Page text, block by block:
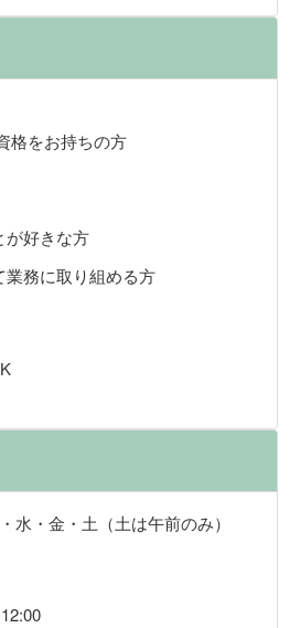
格をお持ちの方
が好きな方
務に取り組める方
水・金・土（土は午前のみ）